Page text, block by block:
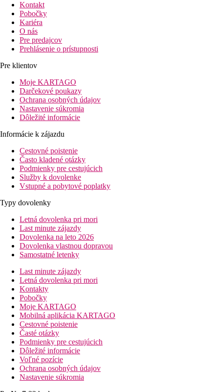
Kontakt
Pobočky
Kariéra
O nás
Pre predajcov
Prehlásenie o prístupnosti
Pre klientov
Moje KARTAGO
Darčekové poukazy
Ochrana osobných údajov
Nastavenie súkromia
Dôležité informácie
Informácie k zájazdu
Cestovné poistenie
Často kladené otázky
Podmienky pre cestujúcich
Služby k dovolenke
Vstupné a pobytové poplatky
Typy dovolenky
Letná dovolenka pri mori
Last minute zájazdy
Dovolenka na leto 2026
Dovolenka vlastnou dopravou
Samostatné letenky
Last minute zájazdy
Letná dovolenka pri mori
Kontakty
Pobočky
Moje KARTAGO
Mobilná aplikácia KARTAGO
Cestovné poistenie
Časté otázky
Podmienky pre cestujúcich
Dôležité informácie
Voľné pozície
Ochrana osobných údajov
Nastavenie súkromia